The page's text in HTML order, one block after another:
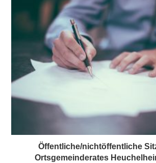
Öffentliche/nichtöffentliche
Ortsgemeinderates